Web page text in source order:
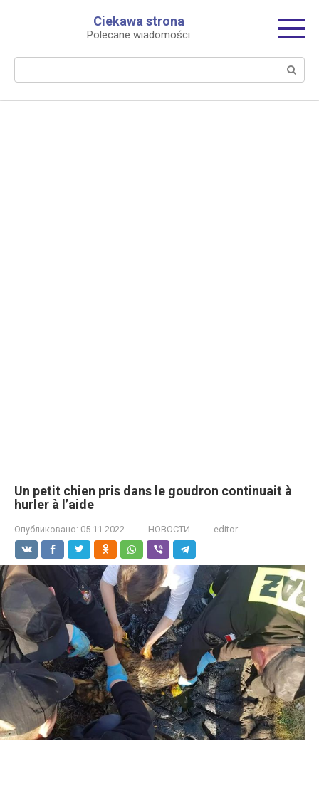
Ciekawa strona
Polecane wiadomości
Un petit chien pris dans le goudron continuait à
hurler à l’aide
Опубликовано: 05.11.2022 НОВОСТИ editor